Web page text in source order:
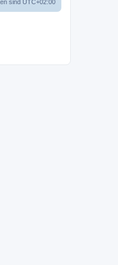
sind UTC+02:00